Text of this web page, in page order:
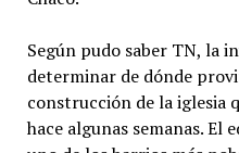
Según pudo saber TN, la
determinar de dónde
construcción de la iglesia
hace algunas semanas. El